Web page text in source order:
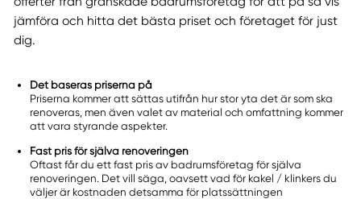
jämföra och hitta det bästa priset och företaget för just
dig.
Det baseras priserna på
Priserna kommer att sättas utifrån hur stor yta det är som ska
renoveras, men även valet av material och omfattning kommer
att vara styrande aspekter.
Fast pris för själva renoveringen
Oftast får du ett fast pris av badrumsföretag för själva
renoveringen. Det vill säga, oavsett vad för kakel / klinkers du
väljer är kostnaden detsamma för platssättningen